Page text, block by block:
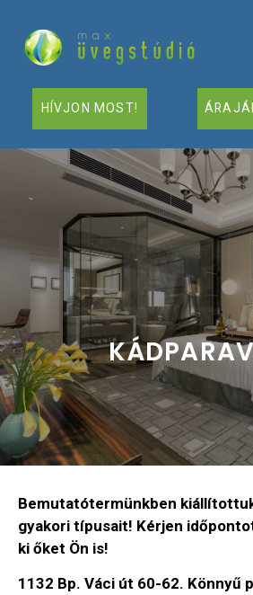
HÍVJON MOST!
Bemutatótermünkben
gyakori típusait! Kérjen
ki őket Ön is!
1132 Bp. Váci út 60-62. Könnyű